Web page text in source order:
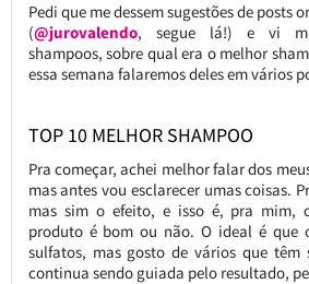
Pedi que me dessem sugestões de posts
(@jurovalendo, segue lá!) e vi
shampoos, sobre qual era o melhor
essa semana falaremos deles em vários
TOP 10 MELHOR SHAMPOO
Pra começar, achei melhor falar dos
mas antes vou esclarecer umas coisas.
mas sim o efeito, e isso é, pra mim,
produto é bom ou não. O ideal é que
sulfatos, mas gosto de vários que têm
continua sendo guiada pelo resultado,